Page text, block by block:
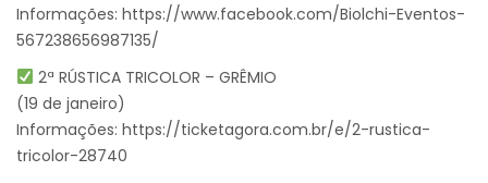
Informações: https://www.facebook.com/Biolchi-Eventos-
567238656987135/
2ª RÚSTICA TRICOLOR – GRÊMIO
(19 de janeiro)
Informações: https://ticketagora.com.br/e/2-rustica-
tricolor-28740